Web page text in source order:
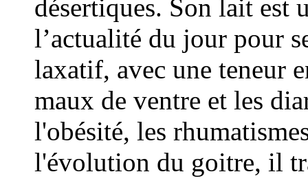
désertiques. Son lait est
l’actualité du jour pour
laxatif, avec une teneur
maux de ventre et les
l'obésité, les
l'évolution du goitre, il